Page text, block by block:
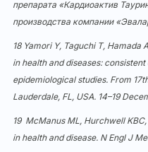
препарата «Кардиоактив
производства компании
18 Yamori Y, Taguchi T, Hamada
in health and diseases:
epidemiological studies. From
Lauderdale, FL, USA. 14–19
19 McManus ML, Hurchwell
in health and disease. N Engl J